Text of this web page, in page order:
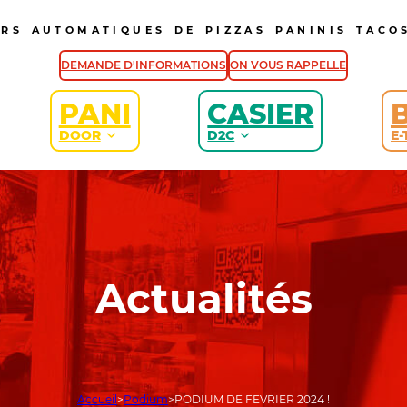
AUTOMATIQUES DE PIZZAS PANINIS
DEMANDE D'INFORMATIONS ON VOUS RAPPELLE
PANI
DOOR
CASIER
D2C
Actualités
Accueil Podium PODIUM DE FEVRIER 2024 !